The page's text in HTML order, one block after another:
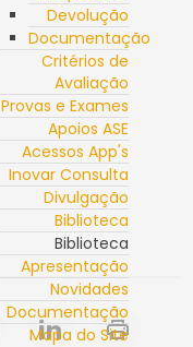
Devolução
Documentação
Critérios de
Avaliação
Provas e Exames
Apoios ASE
Acessos App's
Inovar Consulta
Divulgação
Biblioteca
Biblioteca
Apresentação
Novidades
Documentação
Mapa do Site